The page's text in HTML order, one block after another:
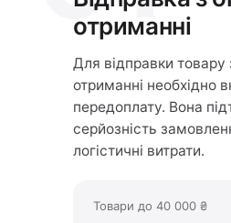
отриманні
Для відправки
отриманні необхідно
передоплату. Вона
серйозність
логістичні витрати.
Товари до 40 000 ₴